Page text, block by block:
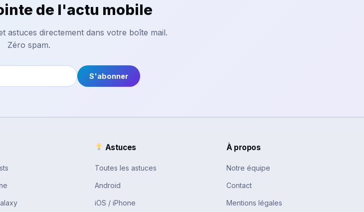
de l'actu mobile
astuces directement dans votre boîte mail.
Zéro spam.
S'abonner
Astuces
Toutes les astuces
Android
iOS / iPhone
À propos
Notre équipe
Contact
Mentions légales